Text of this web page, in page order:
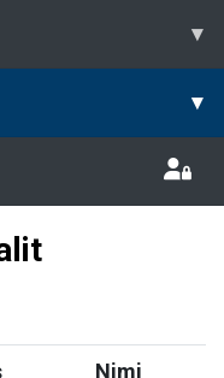
▾
▾
Nimi